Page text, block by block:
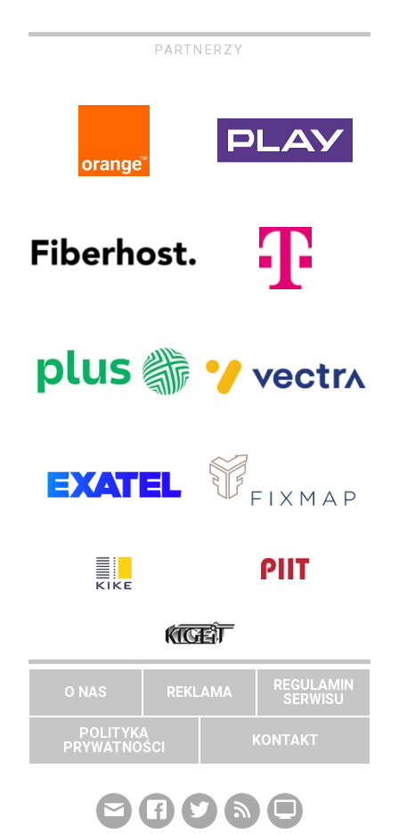
PARTNERZY
O NAS REKLAMA
REGULAMIN
SERWISU
POLITYKA
PRYWATNOŚCI
KONTAKT